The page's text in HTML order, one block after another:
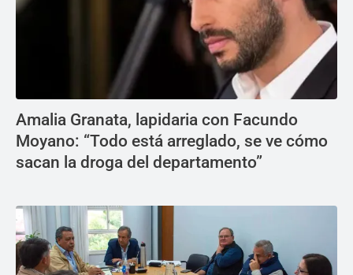
Amalia Granata, lapidaria con Facundo
Moyano: “Todo está arreglado, se ve cómo
sacan la droga del departamento”